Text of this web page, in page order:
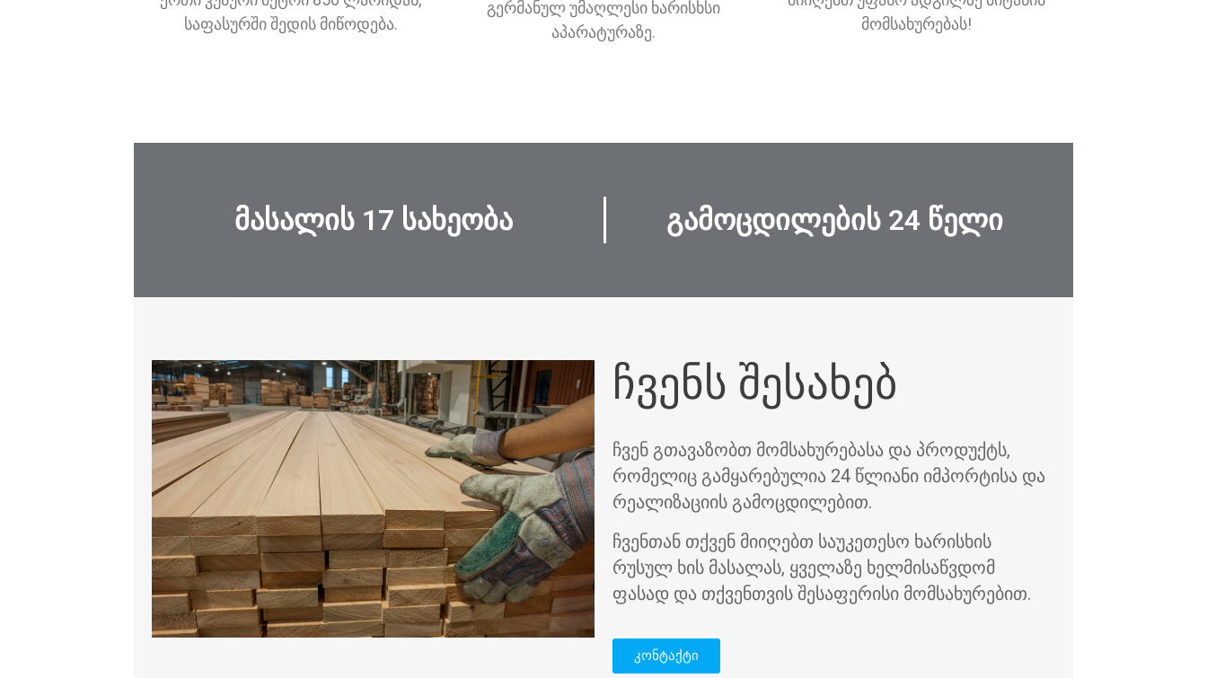
საფასურში შედის მიწოდება.
გერმანულ უმაღლესი ხარისხსი
აპარატურაზე.
მომსახურებას!
მასალის 17 სახეობა გამოცდილების 24 წელი
ჩვენს შესახებ
ჩვენ გთავაზობთ მომსახურებასა და პროდუქტს,
რომელიც გამყარებულია 24 წლიანი იმპორტისა და
რეალიზაციის გამოცდილებით.
ჩვენთან თქვენ მიიღებთ საუკეთესო ხარისხის
რუსულ ხის მასალას, ყველაზე ხელმისაწვდომ
ფასად და თქვენთვის შესაფერისი მომსახურებით.
კონტაქტი